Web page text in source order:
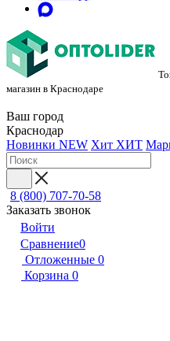
магазин в Краснодаре
Ваш город
Краснодар
Новинки NEW Хит ХИТ
8 (800) 707-70-58
Заказать звонок
Войти
Сравнение0
Отложенные 0
Корзина 0